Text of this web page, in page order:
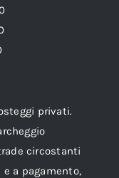
privati.
circostanti
a pagamento,